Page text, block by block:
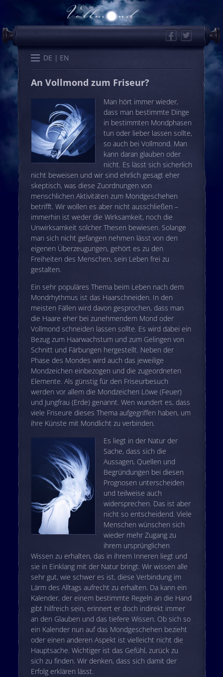
FacebookTwitter
DE EN
Start Kalender Karten
An Vollmond zum Friseur?
Man hört immer wieder,
dass man bestimmte Dinge
in bestimmten Mondphasen
tun oder lieber lassen sollte,
so auch bei Vollmond. Man
kann daran glauben oder
nicht. Es lässt sich sicherlich
nicht beweisen und wir sind ehrlich gesagt eher
skeptisch, was diese Zuordnungen von
menschlichen Aktivitäten zum Mondgeschehen
betrifft. Wir wollen es aber nicht ausschließen –
immerhin ist weder die Wirksamkeit, noch die
Unwirksamkeit solcher Thesen bewiesen. Solange
man sich nicht gefangen nehmen lässt von den
eigenen Überzeugungen, gehört es zu den
Freiheiten des Menschen, sein Leben frei zu
gestalten.
Ein sehr populäres Thema beim Leben nach dem
Mondrhythmus ist das Haarschneiden. In den
meisten Fällen wird davon gesprochen, dass man
die Haare eher bei zunehmendem Mond oder
Vollmond schneiden lassen sollte. Es wird dabei ein
Bezug zum Haarwachstum und zum Gelingen von
Schnitt und Färbungen hergestellt. Neben der
Phase des Mondes wird auch das jeweilige
Mondzeichen einbezogen und die zugeordneten
Elemente. Als günstig für den Friseurbesuch
werden vor allem die Mondzeichen Löwe (Feuer)
und Jungfrau (Erde) genannt. Wen wundert es, dass
viele Friseure dieses Thema aufgegriffen haben, um
ihre Künste mit Mondlicht zu verbinden.
Es liegt in der Natur der
Sache, dass sich die
Aussagen, Quellen und
Begründungen bei diesen
Prognosen unterscheiden
und teilweise auch
widersprechen. Das ist aber
nicht so entscheidend. Viele
Menschen wünschen sich
wieder mehr Zugang zu
ihrem ursprünglichen
Wissen zu erhalten, das in ihrem Inneren liegt und
sie in Einklang mit der Natur bringt. Wir wissen alle
sehr gut, wie schwer es ist, diese Verbindung im
Lärm des Alltags aufrecht zu erhalten. Da kann ein
Kalender, der einem bestimmte Regeln an die Hand
gibt hilfreich sein, erinnert er doch indirekt immer
an den Glauben und das tiefere Wissen. Ob sich so
ein Kalender nun auf das Mondgeschehen bezieht
oder einen anderen Aspekt ist vielleicht nicht die
Hauptsache. Wichtiger ist das Gefühl, zurück zu
sich zu finden. Wir denken, dass sich damit der
Erfolg erklären lässt.